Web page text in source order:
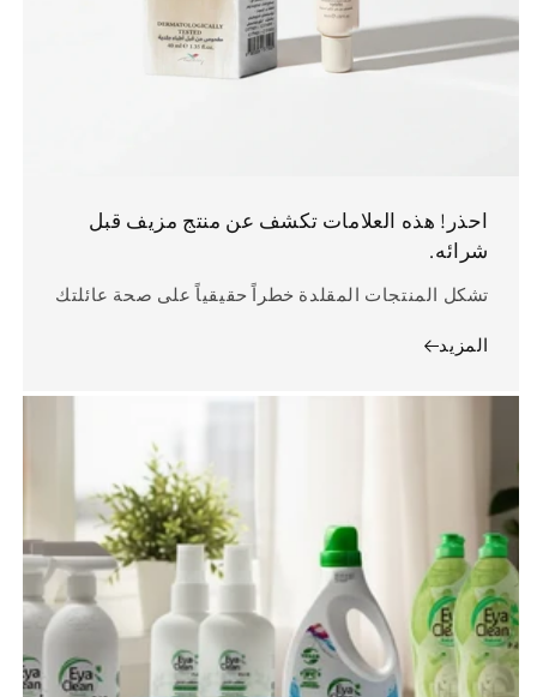
احذر! هذه العلامات تكشف عن منتج مزيف قبل
شرائه.
تشكل المنتجات المقلدة خطراً حقيقياً على صحة عائلتك
المزيد